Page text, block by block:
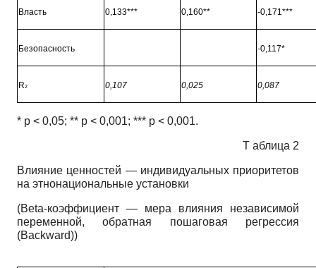
Власть 0,133*** 0,160** -0,171***
Безопасность -0,117*
R2 0,107 0,025 0,087
* p < 0,05; ** p < 0,001; *** p < 0,001.
Т аблица 2
Влияние ценностей — индивидуальных приоритетов
на этнонациональные установки
(Beta-коэффициент — мера влияния независимой
переменной, обратная пошаговая регрессия
(Backward))